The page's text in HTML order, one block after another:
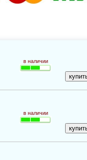
в наличии
в наличии